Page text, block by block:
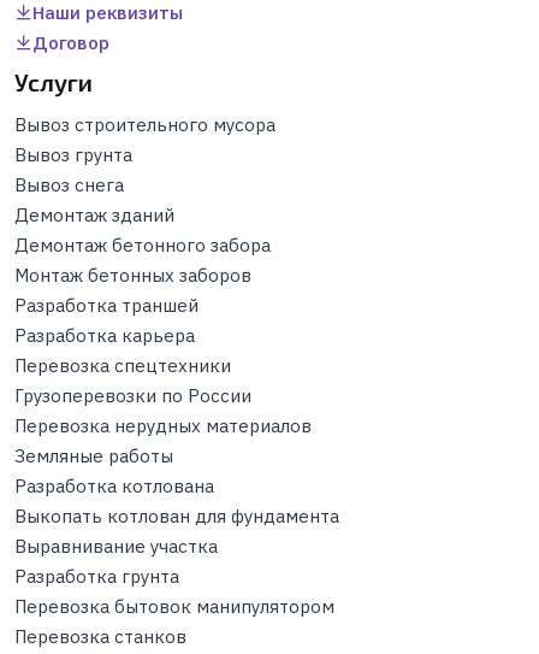
Наши реквизиты
Договор
Услуги
Вывоз строительного мусора
Вывоз грунта
Вывоз снега
Демонтаж зданий
Демонтаж бетонного забора
Монтаж бетонных заборов
Разработка траншей
Разработка карьера
Перевозка спецтехники
Грузоперевозки по России
Перевозка нерудных материалов
Земляные работы
Разработка котлована
Выкопать котлован для фундамента
Выравнивание участка
Разработка грунта
Перевозка бытовок манипулятором
Перевозка станков